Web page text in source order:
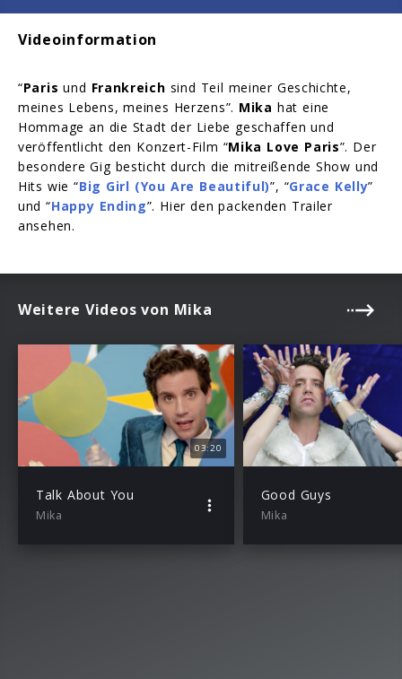
Videoinformation
“Paris und Frankreich sind Teil meiner Geschichte,
meines Lebens, meines Herzens”. Mika hat eine
Hommage an die Stadt der Liebe geschaffen und
veröffentlicht den Konzert-Film “Mika Love Paris”. Der
besondere Gig besticht durch die mitreißende Show und
Hits wie “Big Girl (You Are Beautiful)”, “Grace Kelly”
und “Happy Ending”. Hier den packenden Trailer
ansehen.
Weitere Videos von Mika
03:20
Talk About You
Mika
Good Guys
Mika